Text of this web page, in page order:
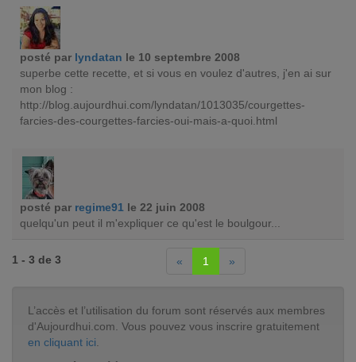
posté par lyndatan le 10 septembre 2008
superbe cette recette, et si vous en voulez d'autres, j'en ai sur
mon blog :
http://blog.aujourdhui.com/lyndatan/1013035/courgettes-
farcies-des-courgettes-farcies-oui-mais-a-quoi.html
posté par regime91 le 22 juin 2008
quelqu'un peut il m'expliquer ce qu'est le boulgour...
1 - 3 de 3 « 1 »
L’accès et l’utilisation du forum sont réservés aux membres
d'Aujourdhui.com. Vous pouvez vous inscrire gratuitement
en cliquant ici.